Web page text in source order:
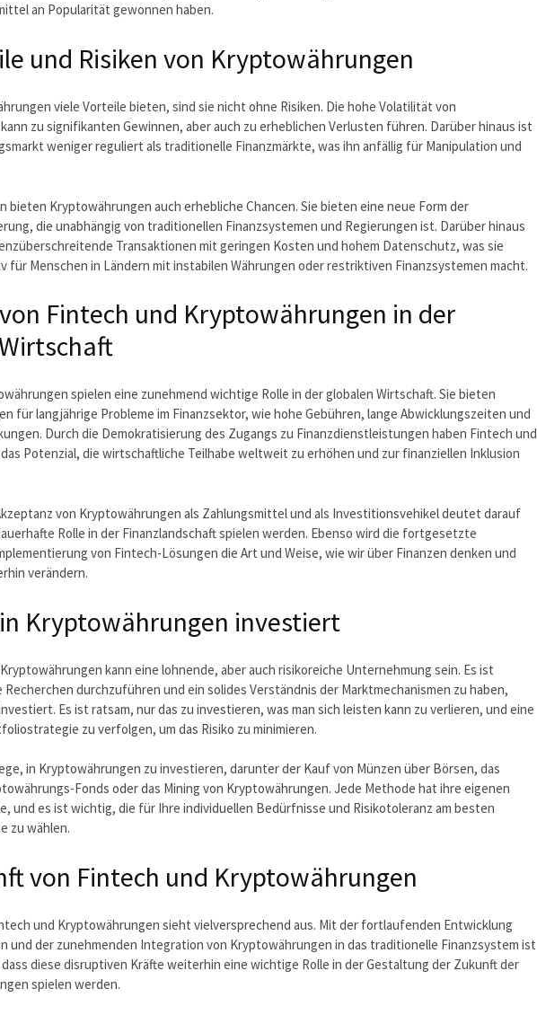
an Popularität gewonnen haben.
und Risiken von Kryptowährungen
viele Vorteile bieten, sind sie nicht ohne Risiken. Die hohe Volatilität von
zu signifikanten Gewinnen, aber auch zu erheblichen Verlusten führen. Darüber hinaus ist
weniger reguliert als traditionelle Finanzmärkte, was ihn anfällig für Manipulation und
bieten Kryptowährungen auch erhebliche Chancen. Sie bieten eine neue Form der
die unabhängig von traditionellen Finanzsystemen und Regierungen ist. Darüber hinaus
Transaktionen mit geringen Kosten und hohem Datenschutz, was sie
für Menschen in Ländern mit instabilen Währungen oder restriktiven Finanzsystemen macht.
Fintech und Kryptowährungen in der
spielen eine zunehmend wichtige Rolle in der globalen Wirtschaft. Sie bieten
für langjährige Probleme im Finanzsektor, wie hohe Gebühren, lange Abwicklungszeiten und
Durch die Demokratisierung des Zugangs zu Finanzdienstleistungen haben Fintech und
Potenzial, die wirtschaftliche Teilhabe weltweit zu erhöhen und zur finanziellen Inklusion
von Kryptowährungen als Zahlungsmittel und als Investitionsvehikel deutet darauf
Rolle in der Finanzlandschaft spielen werden. Ebenso wird die fortgesetzte
von Fintech-Lösungen die Art und Weise, wie wir über Finanzen denken und
verändern.
Kryptowährungen investiert
kann eine lohnende, aber auch risikoreiche Unternehmung sein. Es ist
durchzuführen und ein solides Verständnis der Marktmechanismen zu haben,
Es ist ratsam, nur das zu investieren, was man sich leisten kann zu verlieren, und eine
zu verfolgen, um das Risiko zu minimieren.
in Kryptowährungen zu investieren, darunter der Kauf von Münzen über Börsen, das
Fonds oder das Mining von Kryptowährungen. Jede Methode hat ihre eigenen
und es ist wichtig, die für Ihre individuellen Bedürfnisse und Risikotoleranz am besten
zu wählen.
von Fintech und Kryptowährungen
und Kryptowährungen sieht vielversprechend aus. Mit der fortlaufenden Entwicklung
und der zunehmenden Integration von Kryptowährungen in das traditionelle Finanzsystem ist
diese disruptiven Kräfte weiterhin eine wichtige Rolle in der Gestaltung der Zukunft der
spielen werden.